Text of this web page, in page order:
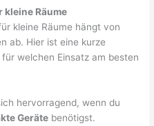
kleine Räume
kleine Räume hängt von
ab. Hier ist eine kurze
welchen Einsatz am besten
hervorragend, wenn du
Geräte benötigst.